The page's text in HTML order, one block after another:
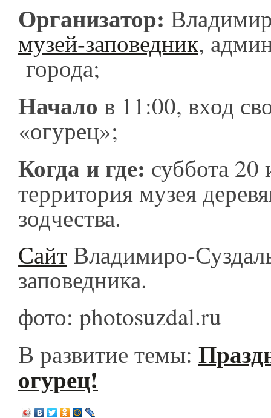
Организатор:
музей-заповедник,
города;
Начало в 11:00, вход
«огурец»;
Когда и где: суббота
территория музея
зодчества.
Сайт Владимиро-
заповедника.
фото: photosuzdal.ru
В развитие темы:
огурец!